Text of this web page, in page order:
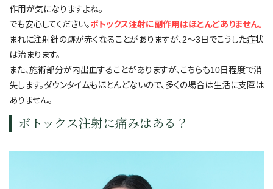
作用が気になりますよね。
でも安心してください。ボトックス注射に副作用はほとんどありません。
まれに注射針の跡が赤くなることがありますが、2～3日でこうした症状
は治まります。
また、施術部分が内出血することがありますが、こちらも10日程度で消
失します。ダウンタイムもほとんどないので、多くの場合は生活に支障は
ありません。
ボトックス注射に痛みはある？